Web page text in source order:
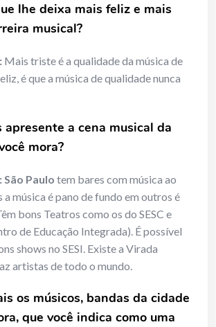
lhe deixa mais feliz e mais
musical?
Mais triste é a qualidade da música de
é que a música de qualidade nunca
apresente a cena musical da
mora?
São Paulo tem bares com música ao
a música é pano de fundo em outros é
bons Teatros como os do SESC e
de Educação Integrada). É possível
shows no SESI. Existe a Virada
artistas de todo o mundo.
os músicos, bandas da cidade
que você indica como uma